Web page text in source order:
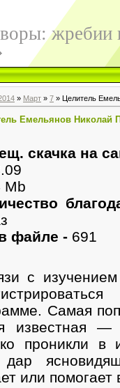
жребии
» Март » 7 » Целитель
Емельянов Николай
скачка на
Mb
файле - 691
с
Самая
известная —
проникли в
или помогает